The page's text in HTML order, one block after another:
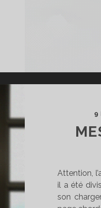
9
Attention,
il a été
son